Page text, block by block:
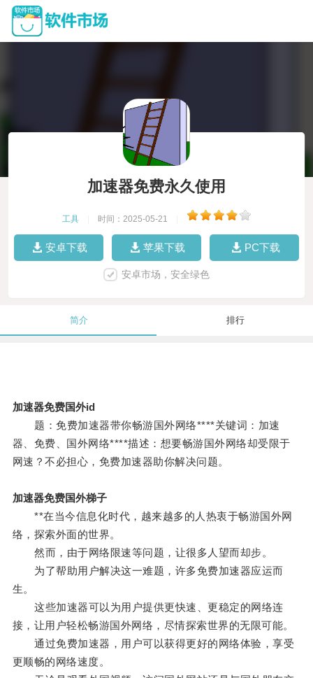
加速器免费永久使用
工具 时间：2025-05-21
安卓下载 苹果下载 PC下载
安卓市场，安全绿色
简介 排行
加速器免费国外id
题：免费加速器带你畅游国外网络****关键词：加速
器、免费、国外网络****描述：想要畅游国外网络却受限于
网速？不必担心，免费加速器助你解决问题。
加速器免费国外梯子
**在当今信息化时代，越来越多的人热衷于畅游国外网
络，探索外面的世界。
然而，由于网络限速等问题，让很多人望而却步。
为了帮助用户解决这一难题，许多免费加速器应运而
生。
这些加速器可以为用户提供更快速、更稳定的网络连
接，让用户轻松畅游国外网络，尽情探索世界的无限可能。
通过免费加速器，用户可以获得更好的网络体验，享受
更顺畅的网络速度。